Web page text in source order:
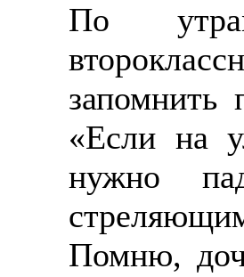
По
запомнить
«Если на
нужно
Помню,